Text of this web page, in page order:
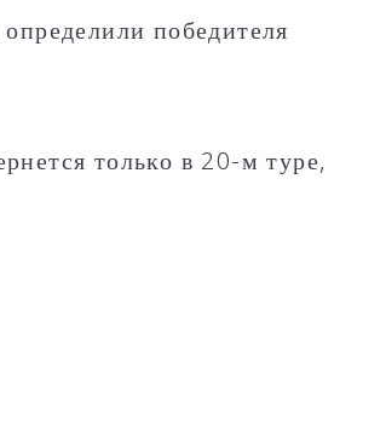
победителя
только в 20-м туре,